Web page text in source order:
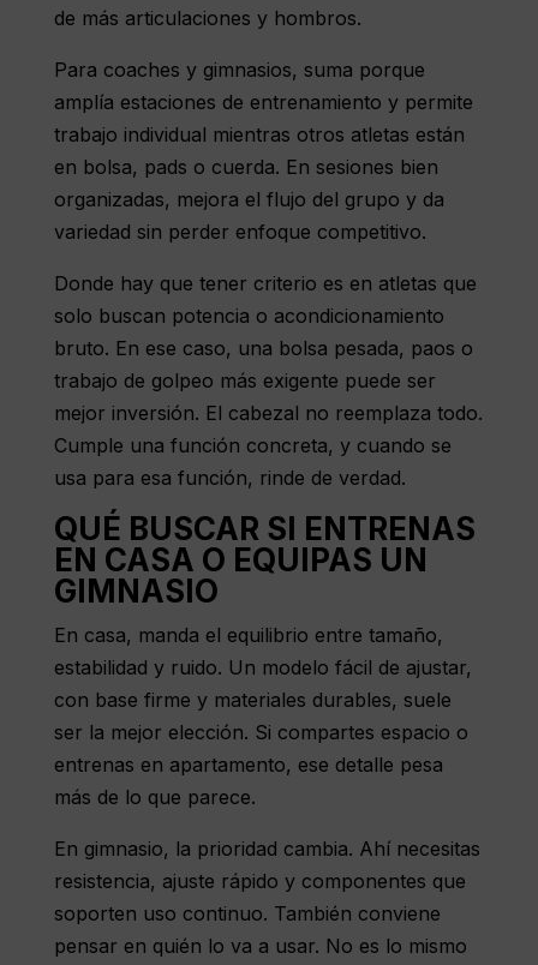
de más articulaciones y hombros.
Para coaches y gimnasios, suma porque
amplía estaciones de entrenamiento y permite
trabajo individual mientras otros atletas están
en bolsa, pads o cuerda. En sesiones bien
organizadas, mejora el flujo del grupo y da
variedad sin perder enfoque competitivo.
Donde hay que tener criterio es en atletas que
solo buscan potencia o acondicionamiento
bruto. En ese caso, una bolsa pesada, paos o
trabajo de golpeo más exigente puede ser
mejor inversión. El cabezal no reemplaza todo.
Cumple una función concreta, y cuando se
usa para esa función, rinde de verdad.
QUÉ BUSCAR SI ENTRENAS
EN CASA O EQUIPAS UN
GIMNASIO
En casa, manda el equilibrio entre tamaño,
estabilidad y ruido. Un modelo fácil de ajustar,
con base firme y materiales durables, suele
ser la mejor elección. Si compartes espacio o
entrenas en apartamento, ese detalle pesa
más de lo que parece.
En gimnasio, la prioridad cambia. Ahí necesitas
resistencia, ajuste rápido y componentes que
soporten uso continuo. También conviene
pensar en quién lo va a usar. No es lo mismo